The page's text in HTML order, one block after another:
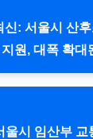
신: 서울시 산
원, 대폭 확대
울시 임산부 교